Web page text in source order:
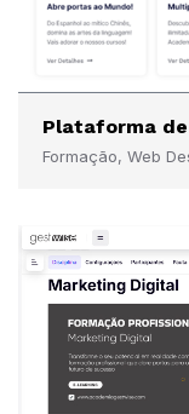
Plataforma
Formação, Web